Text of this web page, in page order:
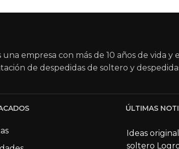
una empresa con más de 10 años de vida
de despedidas de soltero y
ÚLTIMAS
Ideas
soltero